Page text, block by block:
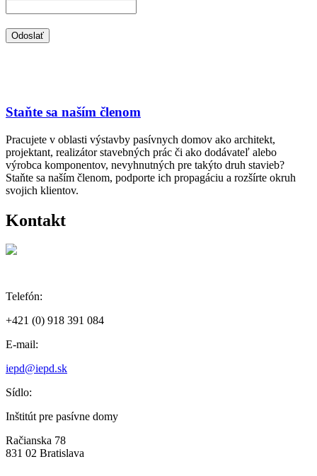
Staňte sa naším členom
Pracujete v oblasti výstavby pasívnych domov ako architekt,
projektant, realizátor stavebných prác či ako dodávateľ alebo
výrobca komponentov, nevyhnutných pre takýto druh stavieb?
Staňte sa naším členom, podporte ich propagáciu a rozšírte okruh
svojich klientov.
Kontakt
Telefón:
+421 (0) 918 391 084
E-mail:
iepd@iepd.sk
Sídlo:
Inštitút pre pasívne domy
Račianska 78
831 02 Bratislava